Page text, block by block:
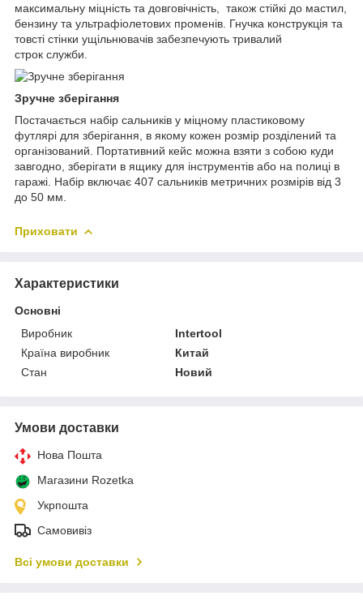
максимальну міцність та довговічність, також стійкі до мастил,
бензину та ультрафіолетових променів. Гнучка конструкція та
товсті стінки ущільнювачів забезпечують тривалий
строк служби.
Зручне зберігання
Постачається набір сальників у міцному пластиковому
футлярі для зберігання, в якому кожен розмір розділений та
організований. Портативний кейс можна взяти з собою куди
завгодно, зберігати в ящику для інструментів або на полиці в
гаражі. Набір включає 407 сальників метричних розмірів від 3
до 50 мм.
Приховати
Характеристики
Основні
Виробник
Intertool
Країна виробник
Китай
Стан
Новий
Умови доставки
Нова Пошта
Магазини Rozetka
Укрпошта
Самовивіз
Всі умови доставки